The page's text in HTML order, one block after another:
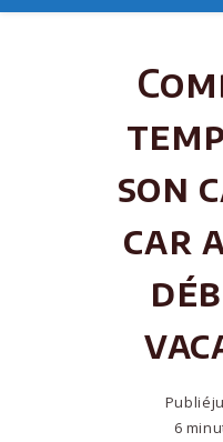
son
car
Publié
6